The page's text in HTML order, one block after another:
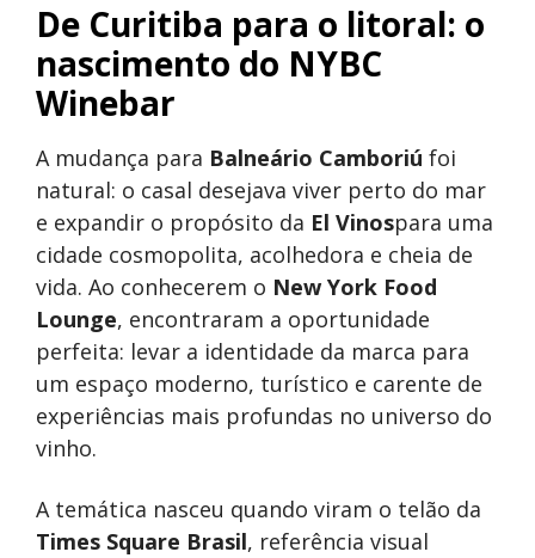
De Curitiba para o litoral: o
nascimento do NYBC
Winebar
A mudança para Balneário Camboriú foi
natural: o casal desejava viver perto do mar
e expandir o propósito da El Vinospara uma
cidade cosmopolita, acolhedora e cheia de
vida. Ao conhecerem o New York Food
Lounge, encontraram a oportunidade
perfeita: levar a identidade da marca para
um espaço moderno, turístico e carente de
experiências mais profundas no universo do
vinho.
A temática nasceu quando viram o telão da
Times Square Brasil, referência visual